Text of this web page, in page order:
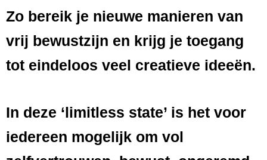
Zo bereik je nieuwe manieren van
vrij bewustzijn en krijg je toegang
tot eindeloos veel creatieve ideeën.
In deze ‘limitless state’ is het voor
iedereen mogelijk om vol